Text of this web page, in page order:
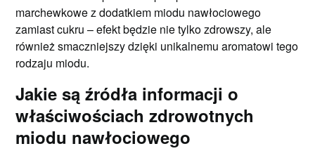
marchewkowe z dodatkiem miodu nawłociowego
zamiast cukru – efekt będzie nie tylko zdrowszy, ale
również smaczniejszy dzięki unikalnemu aromatowi tego
rodzaju miodu.
Jakie są źródła informacji o
właściwościach zdrowotnych
miodu nawłociowego